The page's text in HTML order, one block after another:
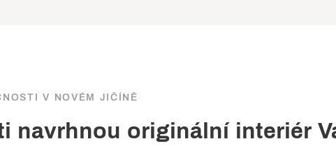
V NOVÉM JIČÍNĚ
navrhnou originální interiér